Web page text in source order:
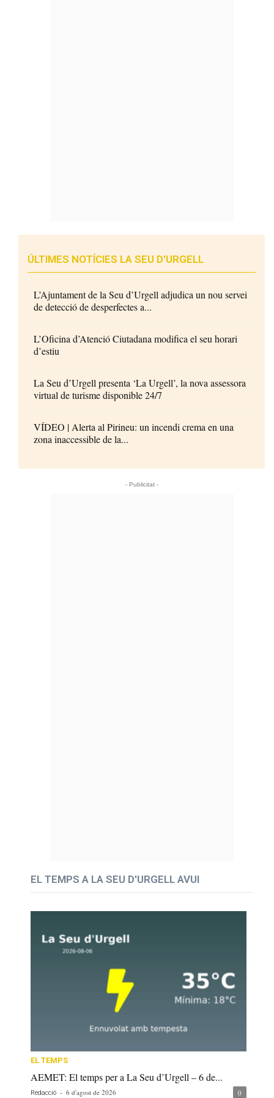
ÚLTIMES NOTÍCIES LA SEU D'URGELL
L’Ajuntament de la Seu d’Urgell adjudica un nou servei
de detecció de desperfectes a...
L’Oficina d’Atenció Ciutadana modifica el seu horari
d’estiu
La Seu d’Urgell presenta ‘La Urgell’, la nova assessora
virtual de turisme disponible 24/7
VÍDEO | Alerta al Pirineu: un incendi crema en una
zona inaccessible de la...
- Publicitat -
EL TEMPS A LA SEU D'URGELL AVUI
EL TEMPS
AEMET: El temps per a La Seu d’Urgell – 6 de...
Redacció - 6 d'agost de 2026 0